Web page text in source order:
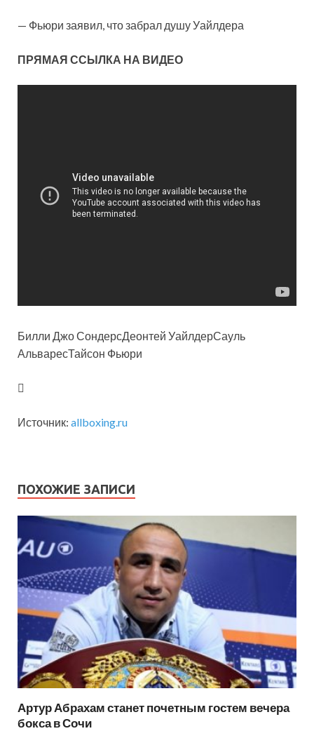
— Фьюри заявил, что забрал душу Уайлдера
ПРЯМАЯ ССЫЛКА НА ВИДЕО
Билли Джо СондерсДеонтей УайлдерСауль
АльваресТайсон Фьюри
Источник: allboxing.ru
ПОХОЖИЕ ЗАПИСИ
Артур Абрахам станет почетным гостем вечера
бокса в Сочи